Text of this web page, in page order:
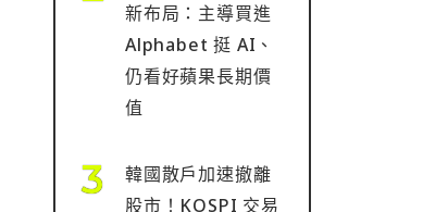
新布局：主導買進
Alphabet 挺 AI、
仍看好蘋果長期價
值
韓國散戶加速撤離
股市！KOSPI 交易